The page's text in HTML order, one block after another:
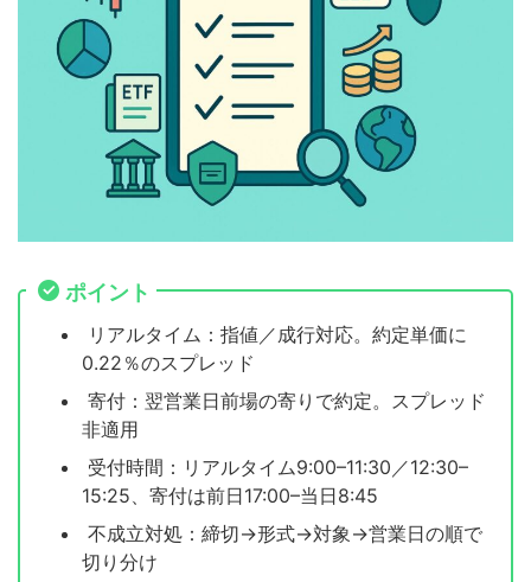
ポイント
リアルタイム：指値／成行対応。約定単価に
0.22％のスプレッド
寄付：翌営業日前場の寄りで約定。スプレッド
非適用
受付時間：リアルタイム9:00–11:30／12:30–
15:25、寄付は前日17:00–当日8:45
不成立対処：締切→形式→対象→営業日の順で
切り分け